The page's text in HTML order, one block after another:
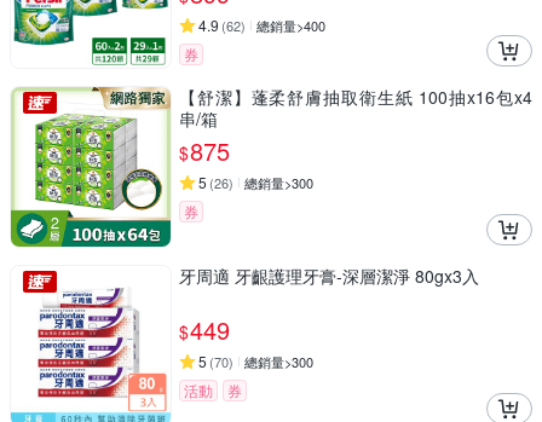
4.9 (62) 總銷量>400
券
【舒潔】蓬柔舒膚抽取衛生紙 100抽x16包x4
串/箱
$875
5 (26) 總銷量>300
券
牙周適 牙齦護理牙膏-深層潔淨 80gx3入
$449
5 (70) 總銷量>300
活動 券